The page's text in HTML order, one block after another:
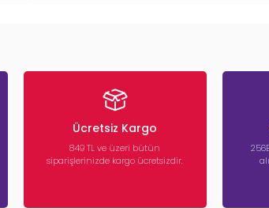
Ücretsiz Kargo
849 TL ve üzeri bütün
siparişlerinizde kargo ücretsizdir.